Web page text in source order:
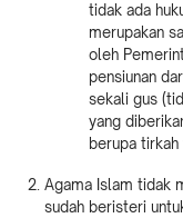
tidak ada
merupakan
oleh
pensiunan
sekali gus
yang
berupa
Agama Islam tidak
sudah beristeri